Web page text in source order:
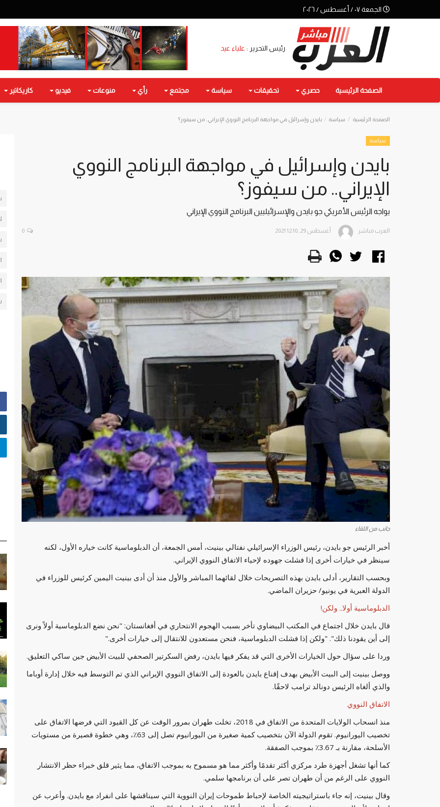
الجمعة ٠٧ / أغسطس / ٢٠٢٦
رئيس التحرير : علياء عيد
الصفحة الرئيسية حصري تحقيقات سياسة مجتمع رأي منوعات فيديو كاريكاتير
الصفحة الرئيسية سياسة بايدن وإسرائيل في مواجهة البرنامج النووي الإيراني.. من سيفوز؟
سياسة
بايدن وإسرائيل في مواجهة البرنامج النووي
الإيراني.. من سيفوز؟
يواجه الرئيس الأمريكي جو بايدن والإسرائيليين البرنامج النووي الإيراني
العرب مباشر أغسطس 29, 2021 12:10 0
جانب من اللقاء
أخبر الرئيس جو بايدن، رئيس الوزراء الإسرائيلي نفتالي بينيت، أمس الجمعة، أن الدبلوماسية كانت خياره الأول، لكنه
سينظر في خيارات أخرى إذا فشلت جهوده لإحياء الاتفاق النووي الإيراني.
وبحسب التقارير، أدلى بايدن بهذه التصريحات خلال لقائهما المباشر والأول منذ أن أدى بينيت اليمين كرئيس للوزراء في
الدولة العبرية في يونيو/ حزيران الماضي.
الدبلوماسية أولا.. ولكن!
قال بايدن خلال اجتماع في المكتب البيضاوي تأخر بسبب الهجوم الانتحاري في أفغانستان: "نحن نضع الدبلوماسية أولاً ونرى
إلى أين يقودنا ذلك". "ولكن إذا فشلت الدبلوماسية، فنحن مستعدون للانتقال إلى خيارات أخرى."
وردا على سؤال حول الخيارات الأخرى التي قد يفكر فيها بايدن، رفض السكرتير الصحفي للبيت الأبيض جين ساكي التعليق.
ووصل بينيت إلى البيت الأبيض بهدف إقناع بايدن بالعودة إلى الاتفاق النووي الإيراني الذي تم التوسط فيه خلال إدارة أوباما
والذي ألغاه الرئيس دونالد ترامب لاحقًا.
الاتفاق النووي
منذ انسحاب الولايات المتحدة من الاتفاق في 2018، تخلت طهران بمرور الوقت عن كل القيود التي فرضها الاتفاق على
تخصيب اليورانيوم. تقوم الدولة الآن بتخصيب كمية صغيرة من اليورانيوم تصل إلى 63٪، وهي خطوة قصيرة من مستويات
الأسلحة، مقارنة بـ 3.67٪ بموجب الصفقة.
كما أنها تشغل أجهزة طرد مركزي أكثر تقدمًا وأكثر مما هو مسموح به بموجب الاتفاق، مما يثير قلق خبراء حظر الانتشار
النووي على الرغم من أن طهران تصر على أن برنامجها سلمي.
وقال بينيت، إنه جاء باستراتيجيته الخاصة لإحباط طموحات إيران النووية التي سيناقشها على انفراد مع بايدن. وأعرب عن